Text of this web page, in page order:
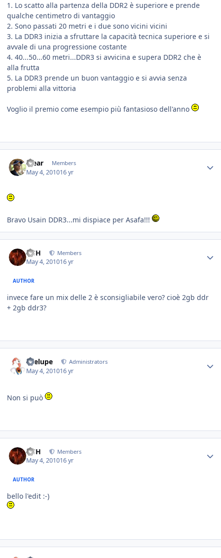
1. Lo scatto alla partenza della DDR2 è superiore e prende
qualche centimetro di vantaggio
2. Sono passati 20 metri e i due sono vicini vicini
3. La DDR3 inizia a sfruttare la capacità tecnica superiore e si
avvale di una progressione costante
4. 40...50...60 metri...DDR3 si avvicina e supera DDR2 che è
alla frutta
5. La DDR3 prende un buon vantaggio e si avvia senza
problemi alla vittoria
Voglio il premio come esempio più fantasioso dell'anno
Yjear Members
May 4, 201016 yr
Bravo Usain DDR3...mi dispiace per Asafa!!!
HSH Members
May 4, 201016 yr
AUTHOR
invece fare un mix delle 2 è sconsigliabile vero? cioè 2gb ddr
+ 2gb ddr3?
Toelupe Administrators
May 4, 201016 yr
Non si può
HSH Members
May 4, 201016 yr
AUTHOR
bello l'edit :-)